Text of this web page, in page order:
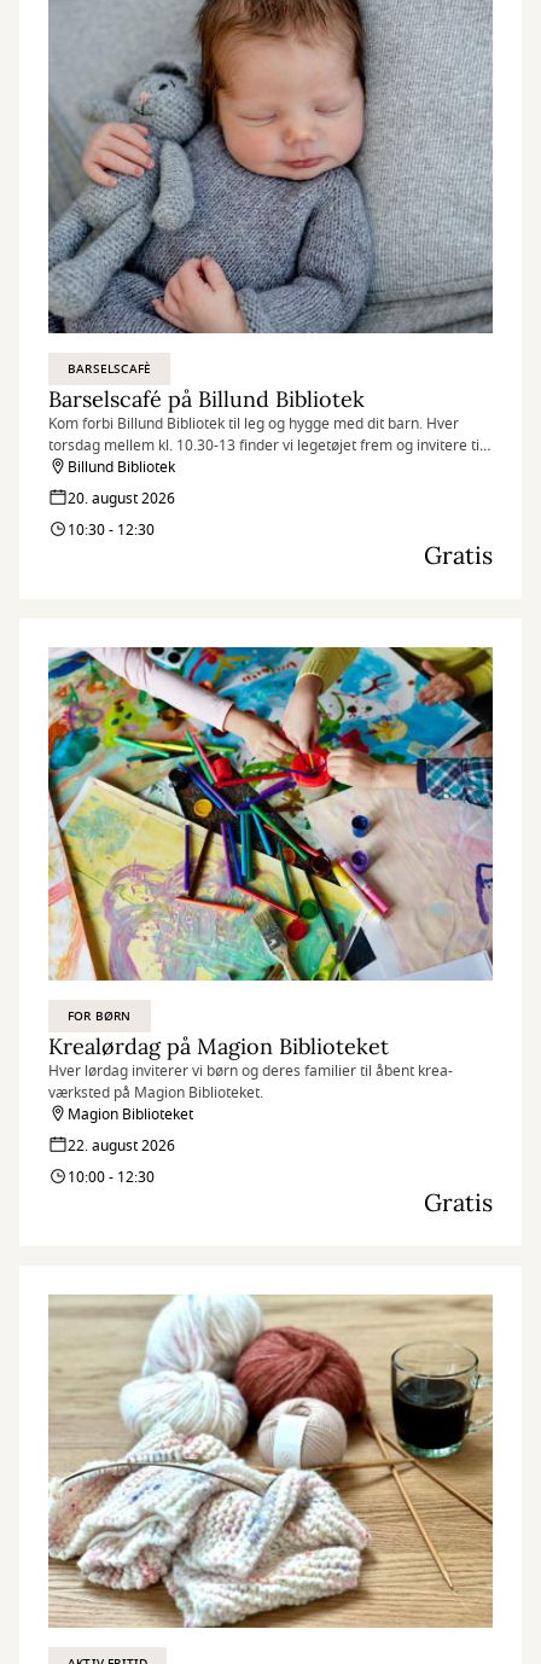
BARSELSCAFÈ
Barselscafé på Billund Bibliotek
Kom forbi Billund Bibliotek til leg og hygge med dit barn. Hver
torsdag mellem kl. 10.30-13 finder vi legetøjet frem og invitere til
Barselscafé.
Billund Bibliotek
20. august 2026
10:30 - 12:30
Gratis
FOR BØRN
Krealørdag på Magion Biblioteket
Hver lørdag inviterer vi børn og deres familier til åbent krea-
værksted på Magion Biblioteket.
Magion Biblioteket
22. august 2026
10:00 - 12:30
Gratis